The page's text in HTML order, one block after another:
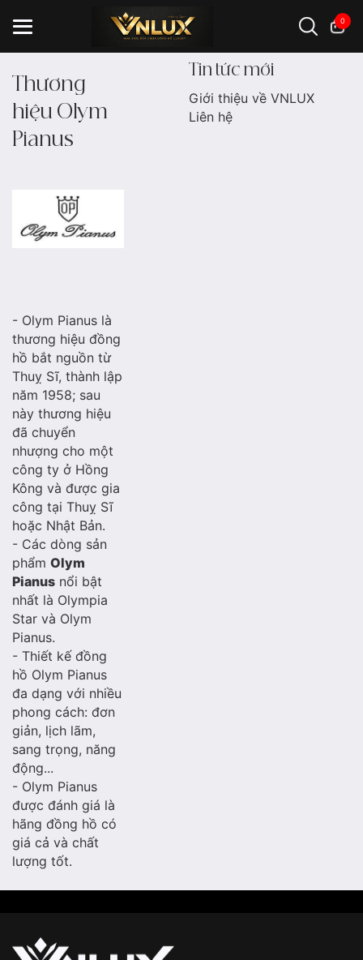
0
Đồng hồ casio đồng hồ G-Shock đồng hồ Orient
Thương
hiệu Olym
Pianus
- Olym Pianus là
thương hiệu đồng
hồ bắt nguồn từ
Thuỵ Sĩ, thành lập
năm 1958; sau
này thương hiệu
đã chuyển
nhượng cho một
công ty ở Hồng
Kông và được gia
công tại Thuỵ Sĩ
hoặc Nhật Bản.
- Các dòng sản
phẩm Olym
Pianus nổi bật
nhất là Olympia
Star và Olym
Pianus.
- Thiết kế đồng
hồ Olym Pianus
đa dạng với nhiều
phong cách: đơn
giản, lịch lãm,
sang trọng, năng
động...
- Olym Pianus
được đánh giá là
hãng đồng hồ có
giá cả và chất
lượng tốt.
Tin tức mới
Giới thiệu về VNLUX
Liên hệ